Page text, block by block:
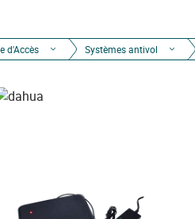
d'Accès Systèmes antivol